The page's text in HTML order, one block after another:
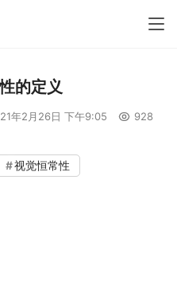
的定义
年2月26日 下午9:05 928
视觉恒常性